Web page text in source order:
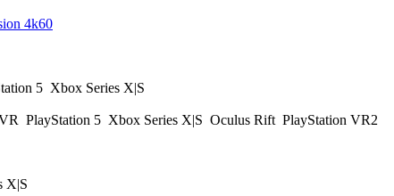
4k60
5 Xbox Series X|S
PlayStation 5 Xbox Series X|S Oculus Rift PlayStation VR2
X|S